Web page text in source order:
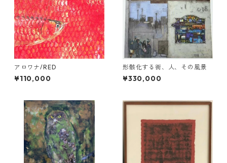
アロワナ/RED
¥110,000
形骸化する街、人、その風景
¥330,000